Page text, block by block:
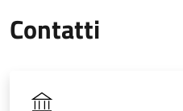
Contatti